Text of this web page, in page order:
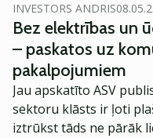
INVESTORS ANDRIS
Bez elektrības un
– paskatos uz
pakalpojumiem
Jau apskatīto ASV
sektoru klāsts ir ļoti
iztrūkst tāds ne pārāk